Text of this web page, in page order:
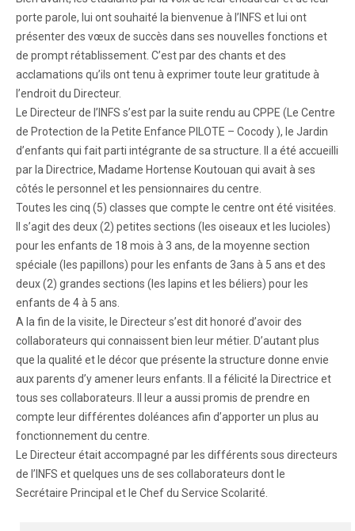
porte parole, lui ont souhaité la bienvenue à l’INFS et lui ont
présenter des vœux de succès dans ses nouvelles fonctions et
de prompt rétablissement. C’est par des chants et des
acclamations qu’ils ont tenu à exprimer toute leur gratitude à
l’endroit du Directeur.
Le Directeur de l’INFS s’est par la suite rendu au CPPE (Le Centre
de Protection de la Petite Enfance PILOTE – Cocody ), le Jardin
d’enfants qui fait parti intégrante de sa structure. Il a été accueilli
par la Directrice, Madame Hortense Koutouan qui avait à ses
côtés le personnel et les pensionnaires du centre.
Toutes les cinq (5) classes que compte le centre ont été visitées.
Il s’agit des deux (2) petites sections (les oiseaux et les lucioles)
pour les enfants de 18 mois à 3 ans, de la moyenne section
spéciale (les papillons) pour les enfants de 3ans à 5 ans et des
deux (2) grandes sections (les lapins et les béliers) pour les
enfants de 4 à 5 ans.
A la fin de la visite, le Directeur s’est dit honoré d’avoir des
collaborateurs qui connaissent bien leur métier. D’autant plus
que la qualité et le décor que présente la structure donne envie
aux parents d’y amener leurs enfants. Il a félicité la Directrice et
tous ses collaborateurs. Il leur a aussi promis de prendre en
compte leur différentes doléances afin d’apporter un plus au
fonctionnement du centre.
Le Directeur était accompagné par les différents sous directeurs
de l’INFS et quelques uns de ses collaborateurs dont le
Secrétaire Principal et le Chef du Service Scolarité.